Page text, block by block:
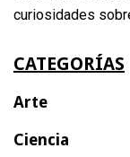
curiosidades
CATEGORÍAS
Arte
Ciencia